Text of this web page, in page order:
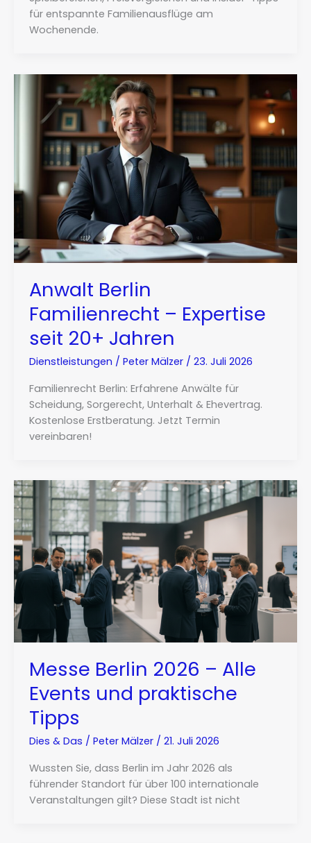
für entspannte Familienausflüge am
Wochenende.
Anwalt Berlin
Familienrecht – Expertise
seit 20+ Jahren
Dienstleistungen / Peter Mälzer / 23. Juli 2026
Familienrecht Berlin: Erfahrene Anwälte für
Scheidung, Sorgerecht, Unterhalt & Ehevertrag.
Kostenlose Erstberatung. Jetzt Termin
vereinbaren!
Messe Berlin 2026 – Alle
Events und praktische
Tipps
Dies & Das / Peter Mälzer / 21. Juli 2026
Wussten Sie, dass Berlin im Jahr 2026 als
führender Standort für über 100 internationale
Veranstaltungen gilt? Diese Stadt ist nicht